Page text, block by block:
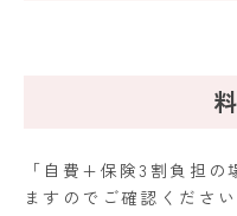
「自費+保険3割負担の
ますのでご確認ください